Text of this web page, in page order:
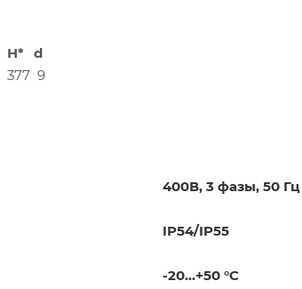
H*
d
377 9
400В, 3 фазы, 50 Гц
IP54/IP55
-20…+50 °C